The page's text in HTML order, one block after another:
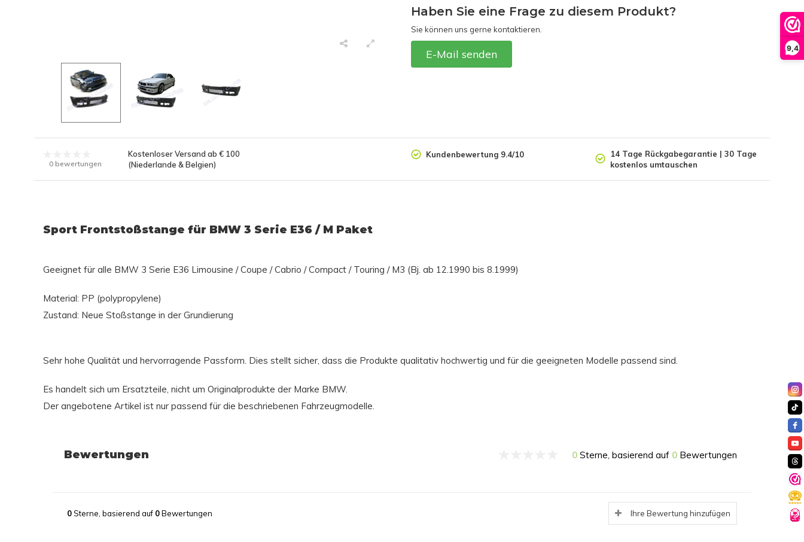
9,4
Haben Sie eine Frage zu diesem Produkt?
Sie können uns gerne kontaktieren.
E-Mail senden
0 bewertungen
Kostenloser Versand ab € 100
(Niederlande & Belgien)
Kundenbewertung 9.4/10
14 Tage Rückgabegarantie | 30 Tage
kostenlos umtauschen
Sport Frontstoßstange für BMW 3 Serie E36 / M Paket
Geeignet für alle BMW 3 Serie E36 Limousine / Coupe / Cabrio / Compact / Touring / M3 (Bj. ab 12.1990 bis 8.1999)
Material: PP (polypropylene)
Zustand: Neue Stoßstange in der Grundierung
Sehr hohe Qualität und hervorragende Passform. Dies stellt sicher, dass die Produkte qualitativ hochwertig und für die geeigneten Modelle passend sind.
Es handelt sich um Ersatzteile, nicht um Originalprodukte der Marke BMW.
Der angebotene Artikel ist nur passend für die beschriebenen Fahrzeugmodelle.
Bewertungen 0 Sterne, basierend auf 0 Bewertungen
0Sterne, basierend auf 0Bewertungen Ihre Bewertung hinzufügen